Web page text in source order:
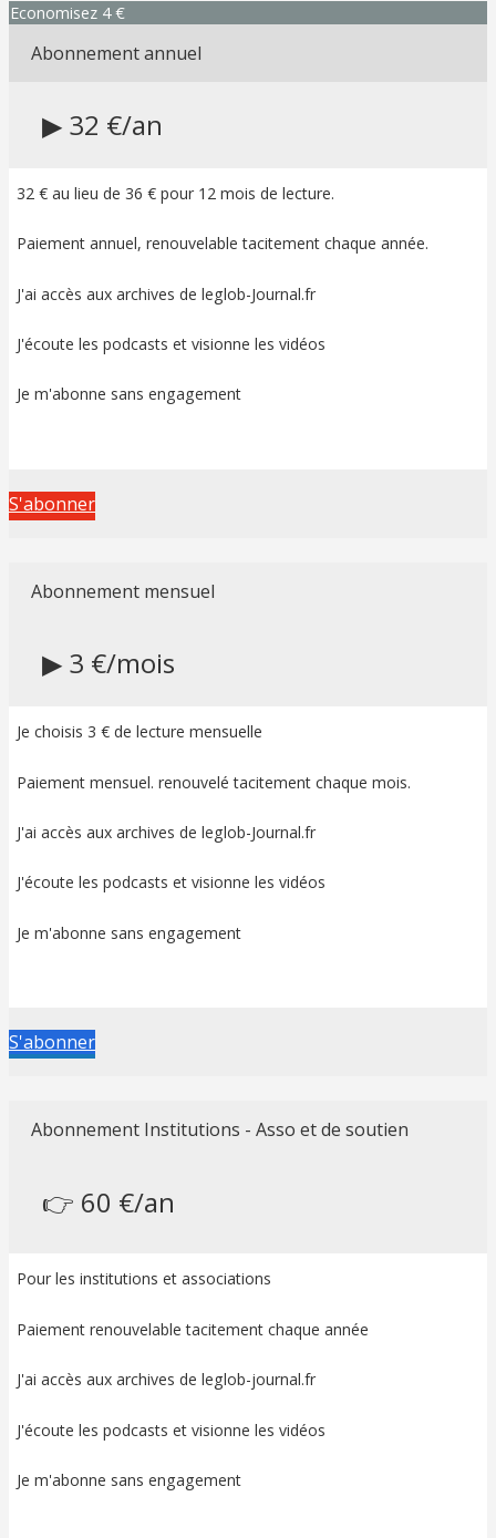
Economisez 4 €
Abonnement annuel
▶ 32 €/an
32 € au lieu de 36 € pour 12 mois de lecture.
Paiement annuel, renouvelable tacitement chaque année.
J'ai accès aux archives de leglob-Journal.fr
J'écoute les podcasts et visionne les vidéos
Je m'abonne sans engagement
S'abonner
Abonnement mensuel
▶ 3 €/mois
Je choisis 3 € de lecture mensuelle
Paiement mensuel. renouvelé tacitement chaque mois.
J'ai accès aux archives de leglob-Journal.fr
J'écoute les podcasts et visionne les vidéos
Je m'abonne sans engagement
S'abonner
Abonnement Institutions - Asso et de soutien
👉 60 €/an
Pour les institutions et associations
Paiement renouvelable tacitement chaque année
J'ai accès aux archives de leglob-journal.fr
J'écoute les podcasts et visionne les vidéos
Je m'abonne sans engagement